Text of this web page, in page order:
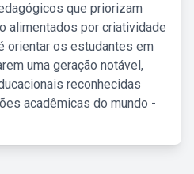
que priorizam
alimentados por criatividade
orientar os estudantes em
uma geração notável,
reconhecidas
acadêmicas do mundo -